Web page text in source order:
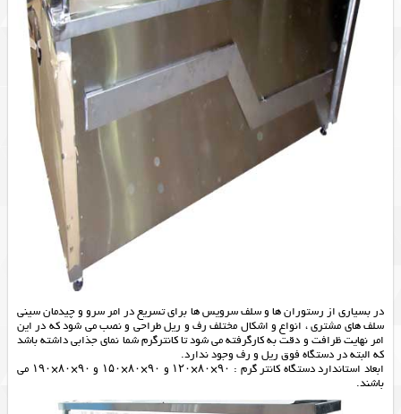
در بسیاری از رستوران ها و سلف سرویس ها برای تسریع در امر سرو و چیدمان سینی
سلف های مشتری ، انواع و اشکال مختلف رف و ریل طراحی و نصب می شود که در این
امر نهایت ظرافت و دقت به کارگرفته می شود تا کانترگرم شما نمای جذابی داشته باشد
که البته در دستگاه فوق ریل و رف وجود ندارد.
ابعاد استاندارد دستگاه کانتر گرم : ۹۰×۸۰×۱۲۰ و ۹۰×۸۰×۱۵۰ و ۹۰×۸۰×۱۹۰ می
باشند.